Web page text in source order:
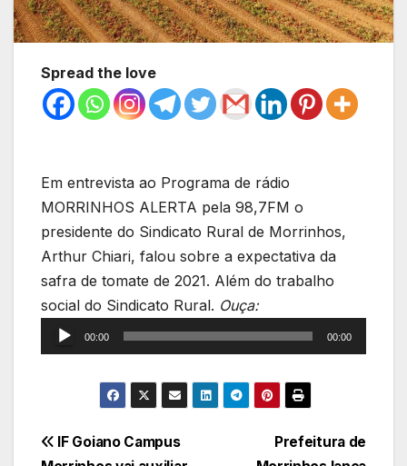
Spread the love
Em entrevista ao Programa de rádio
MORRINHOS ALERTA pela 98,7FM o
presidente do Sindicato Rural de Morrinhos,
Arthur Chiari, falou sobre a expectativa da
safra de tomate de 2021. Além do trabalho
social do Sindicato Rural. Ouça:Tocador
de
áudio
00:00 00:00
Navegação
Prefeitura de
IF Goiano Campus